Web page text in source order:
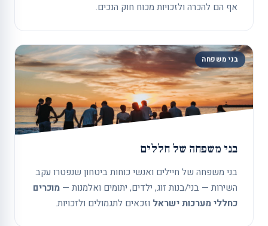
אף הם להכרה ולזכויות מכוח חוק הנכים.
בני משפחה
בני משפחה של חללים
בני משפחה של חיילים ואנשי כוחות ביטחון שנפטרו עקב
השירות — בני/בנות זוג, ילדים, יתומים ואלמנות — מוכרים
כחללי מערכות ישראל וזכאים לתגמולים ולזכויות.